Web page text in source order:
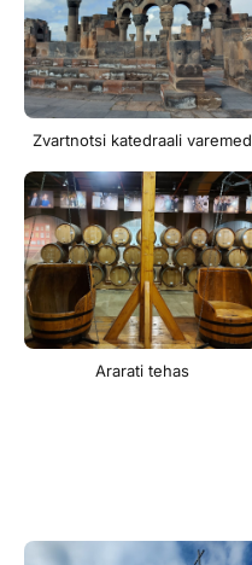
Zvartnotsi katedraali varemed
Ararati tehas